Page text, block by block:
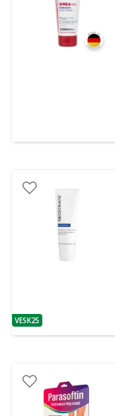
patarimas
VESK25